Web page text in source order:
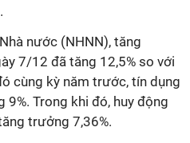
nước (NHNN), tăng
7/12 đã tăng 12,5% so với
cùng kỳ năm trước, tín dụng
Trong khi đó, huy động
trưởng 7,36%.